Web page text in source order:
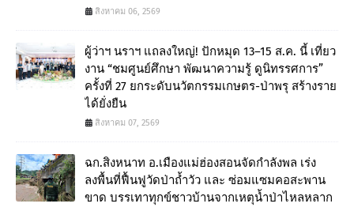
สิงหาคม 06, 2569
ผู้ว่าฯ นราฯ แถลงใหญ่! ปักหมุด 13–15 ส.ค. นี้ เที่ยว
งาน “ชมศูนย์ศึกษา พัฒนาความรู้ ดูนิทรรศการ”
ครั้งที่ 27 ยกระดับนวัตกรรมเกษตร-ป่าพรุ สร้างราย
ได้ยั่งยืน
สิงหาคม 07, 2569
ฉก.สิงหนาท อ.เมืองแม่ฮ่องสอนจัดกำลังพล เร่ง
ลงพื้นที่ฟื้นฟูวัดป่าถ้ำวัว และ ซ่อมแซมคอสะพาน
ขาด บรรเทาทุกข์ชาวบ้านจากเหตุน้ำป่าไหลหลาก